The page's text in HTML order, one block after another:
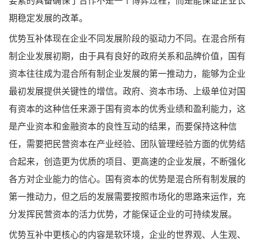
期稳定发展的改革。
优势互补体现在企业不同发展阶段的驱动力不同。在混合所有
制企业发展初期，由于具有良好的政府关系和品牌价值，国有
资本往往成为混合所有制企业发展的第一推动力，能够为企业
最初发展提供关键性的增信。政府、资本市场、上级单位对国
有资本的这种信任来源于国有资本的优秀业绩和盈利能力，这
是产业资本和金融资本的良性互动的结果，而要保持这种信
任，需要把民营资本在产业经验、团队管理经验方面的优势结
合起来，创造更为优质的项目、更高速的企业发展，不断强化
各方对企业能力的信心。国有资本的优势是混合所有制发展的
第一推动力，但之后的发展需要按照市场化的思路来运作，充
分发挥民营资本的活力优势，才能保证企业的可持续发展。
优势互补中更核心的内容是软环境，企业的世界观、人生观、